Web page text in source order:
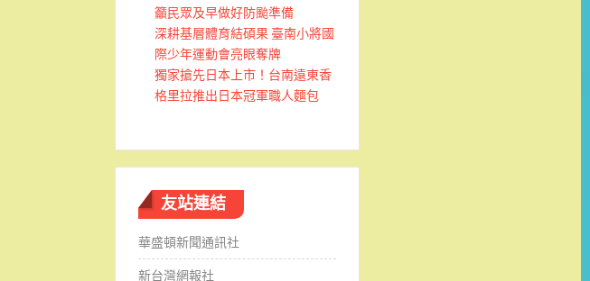
籲民眾及早做好防颱準備
深耕基層體育結碩果 臺南小將國
際少年運動會亮眼奪牌
獨家搶先日本上市！台南遠東香
格里拉推出日本冠軍職人麵包
友站連結
華盛頓新聞通訊社
新台灣網報社